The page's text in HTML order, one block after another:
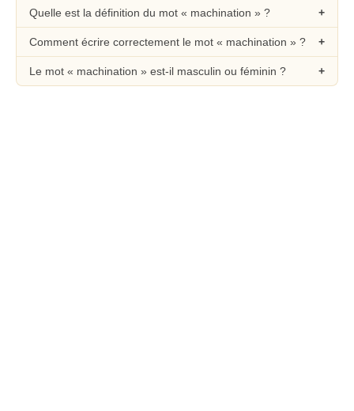
Quelle est la définition du mot « machination » ?
Comment écrire correctement le mot « machination » ?
Le mot « machination » est-il masculin ou féminin ?